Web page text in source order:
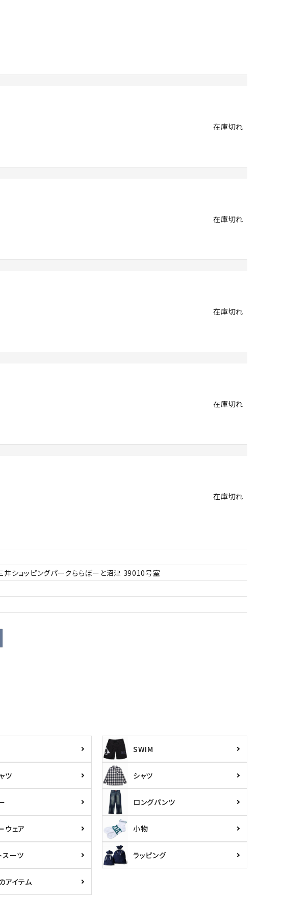
KIDS
在庫切れ
在庫切れ
在庫切れ
在庫切れ
在庫切れ
ショッピングパークららぽーと沼津 39010号室
SWIM
ツ シャツ
ロングパンツ
ウェア 小物
スーツ ラッピング
アイテム